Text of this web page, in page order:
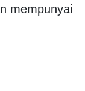
mempunyai